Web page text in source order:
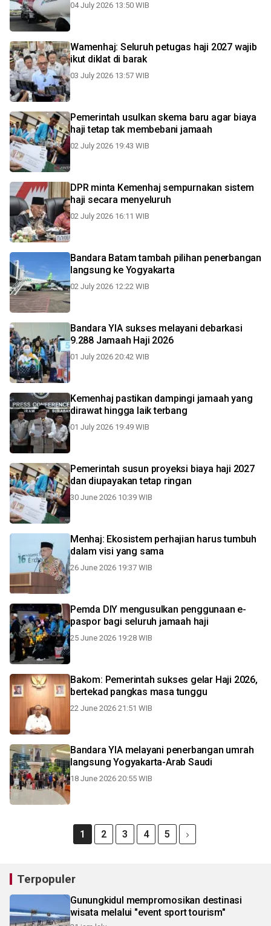
04 July 2026 13:50 WIB
Wamenhaj: Seluruh petugas haji 2027 wajib
ikut diklat di barak
03 July 2026 13:57 WIB
Pemerintah usulkan skema baru agar biaya
haji tetap tak membebani jamaah
02 July 2026 19:43 WIB
DPR minta Kemenhaj sempurnakan sistem
haji secara menyeluruh
02 July 2026 16:11 WIB
Bandara Batam tambah pilihan penerbangan
langsung ke Yogyakarta
02 July 2026 12:22 WIB
Bandara YIA sukses melayani debarkasi
9.288 Jamaah Haji 2026
01 July 2026 20:42 WIB
Kemenhaj pastikan dampingi jamaah yang
dirawat hingga laik terbang
01 July 2026 19:49 WIB
Pemerintah susun proyeksi biaya haji 2027
dan diupayakan tetap ringan
30 June 2026 10:39 WIB
Menhaj: Ekosistem perhajian harus tumbuh
dalam visi yang sama
26 June 2026 19:37 WIB
Pemda DIY mengusulkan penggunaan e-
paspor bagi seluruh jamaah haji
25 June 2026 19:28 WIB
Bakom: Pemerintah sukses gelar Haji 2026,
bertekad pangkas masa tunggu
22 June 2026 21:51 WIB
Bandara YIA melayani penerbangan umrah
langsung Yogyakarta-Arab Saudi
18 June 2026 20:55 WIB
1 2 3 4 5
Terpopuler
Gunungkidul mempromosikan destinasi
wisata melalui "event sport tourism"